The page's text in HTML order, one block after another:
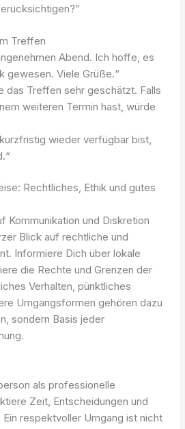
Treffen
Abend. Ich hoffe, es
gewesen. Viele Grüße.“
das Treffen sehr geschätzt. Falls
weiteren Termin hast, würde
wieder verfügbar bist,
Rechtliches, Ethik und gutes
Kommunikation und Diskretion
Blick auf rechtliche und
Informiere Dich über lokale
die Rechte und Grenzen der
Verhalten, pünktliches
Umgangsformen gehören dazu
sondern Basis jeder
als professionelle
Zeit, Entscheidungen und
respektvoller Umgang ist nicht